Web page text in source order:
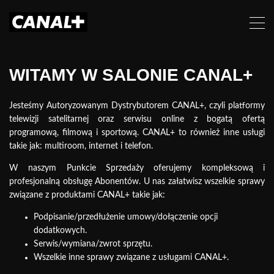
WITAMY W SALONIE CANAL+
Jesteśmy Autoryzowanym Dystrybutorem CANAL+, czyli platformy
telewizji satelitarnej oraz serwisu online z bogatą ofertą
programową, filmową i sportową. CANAL+ to również inne usługi
takie jak: multiroom, internet i telefon.
W naszym Punkcie Sprzedaży oferujemy kompleksową i
profesjonalną obsługę Abonentów. U nas załatwisz wszelkie sprawy
związane z produktami CANAL+ takie jak:
Podpisanie/przedłużenie umowy/dołączenie opcji
dodatkowych.
Serwis/wymiana/zwrot sprzętu.
Wszelkie inne sprawy związane z usługami CANAL+.